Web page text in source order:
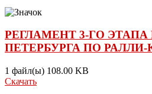
РЕГЛАМЕНТ 3-ГО
ПЕТЕРБУРГА ПО РАЛЛИ-
1 файл(ы) 108.00 KB
Скачать